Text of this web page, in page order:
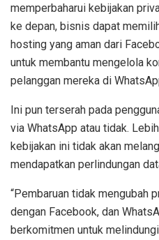
memperbaharui kebijakan
ke depan, bisnis dapat
hosting yang aman dari
untuk membantu mengelola
pelanggan mereka di
Ini pun terserah pada
via WhatsApp atau tidak.
kebijakan ini tidak akan
mendapatkan perlindungan
“Pembaruan tidak mengubah
dengan Facebook, dan
berkomitmen untuk